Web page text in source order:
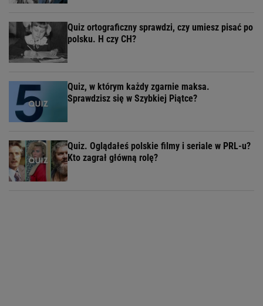
Quiz ortograficzny sprawdzi, czy umiesz pisać po
polsku. H czy CH?
Quiz, w którym każdy zgarnie maksa.
Sprawdzisz się w Szybkiej Piątce?
Quiz. Oglądałeś polskie filmy i seriale w PRL-u?
Kto zagrał główną rolę?